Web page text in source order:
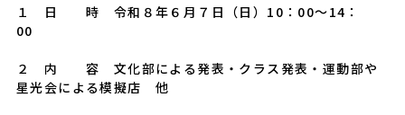
１ 日 時 令和８年６月７日（日）10：00～14：
00
２ 内 容 文化部による発表・クラス発表・運動部や
星光会による模擬店 他